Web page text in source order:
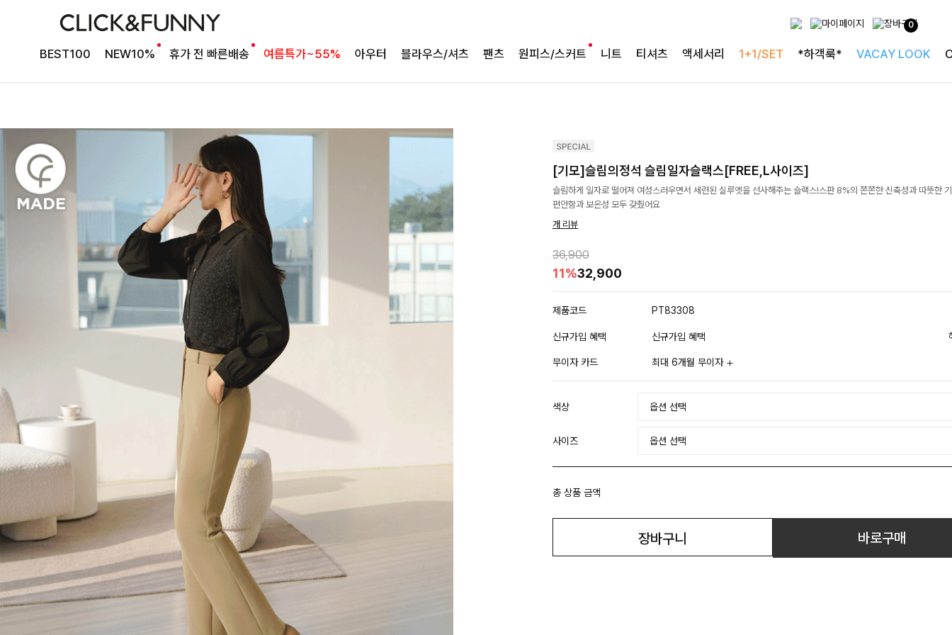
0
BEST100 NEW10% 휴가 전 빠른배송 여름특가~55% 아우터 블라우스/셔츠 팬츠 원피스/스커트 니트 티셔츠 액세서리 1+1/SET *하객룩* VACAY LOOK
[기모]슬림의정석 슬림일자슬랙스[FREE,L사이즈]
슬림하게 일자로 떨어져 여성스러우면서 세련된 실루엣을 선사해주는 슬랙스!스판 8%의 쫀쫀한 신축성과 따뜻한
편안함과 보온성 모두 갖췄어요
개 리뷰
36,900
11%32,900
제품코드 PT83308
신규가입 혜택 신규가입 혜택
무이자 카드 최대 6개월 무이자
색상
사이즈
총 상품 금액
장바구니 바로구매